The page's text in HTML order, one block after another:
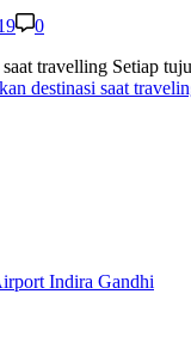
0
travelling Setiap
destinasi saat